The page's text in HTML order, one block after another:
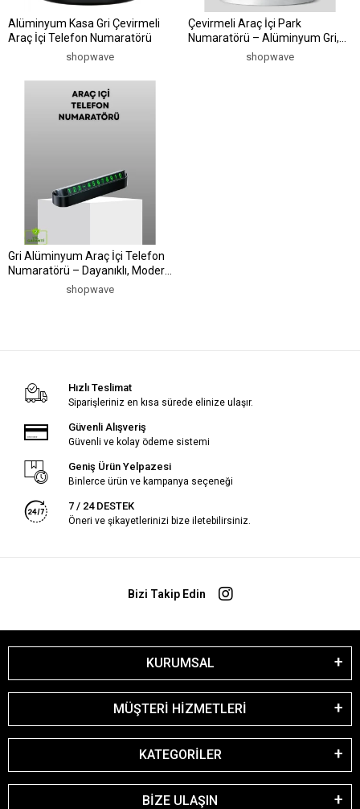
Alüminyum Kasa Gri Çevirmeli
Araç İçi Telefon Numaratörü
shopwave
Çevirmeli Araç İçi Park
Numaratörü – Alüminyum Gri,
Kolay Montaj ve Net Görünüm
shopwave
Gri Alüminyum Araç İçi Telefon
Numaratörü – Dayanıklı, Modern
ve Net Görünürlük Sağlayan
shopwave
Hızlı Teslimat
Siparişleriniz en kısa sürede elinize ulaşır.
Güvenli Alışveriş
Güvenli ve kolay ödeme sistemi
Geniş Ürün Yelpazesi
Binlerce ürün ve kampanya seçeneği
7 / 24 DESTEK
Öneri ve şikayetlerinizi bize iletebilirsiniz.
Bizi Takip Edin
KURUMSAL
MÜŞTERİ HİZMETLERİ
KATEGORİLER
BİZE ULAŞIN